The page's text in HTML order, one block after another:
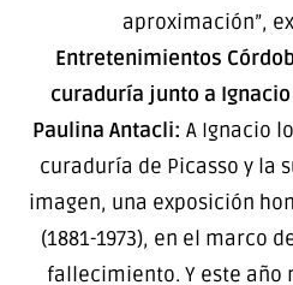
aproximación”,
Entretenimientos
curaduría junto a
Paulina Antacli: A Ignacio
curaduría de Picasso y la
imagen, una exposición
(1881-1973), en el marco
fallecimiento. Y este año